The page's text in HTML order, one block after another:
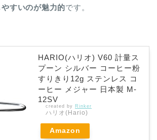
すいのが魅力的です。
HARIO(ハリオ) V60 計量ス
プーン シルバー コーヒー粉
すりきり12g ステンレス コ
ーヒー メジャー 日本製 M-
12SV
created by Rinker
ハリオ(Hario)
Amazon